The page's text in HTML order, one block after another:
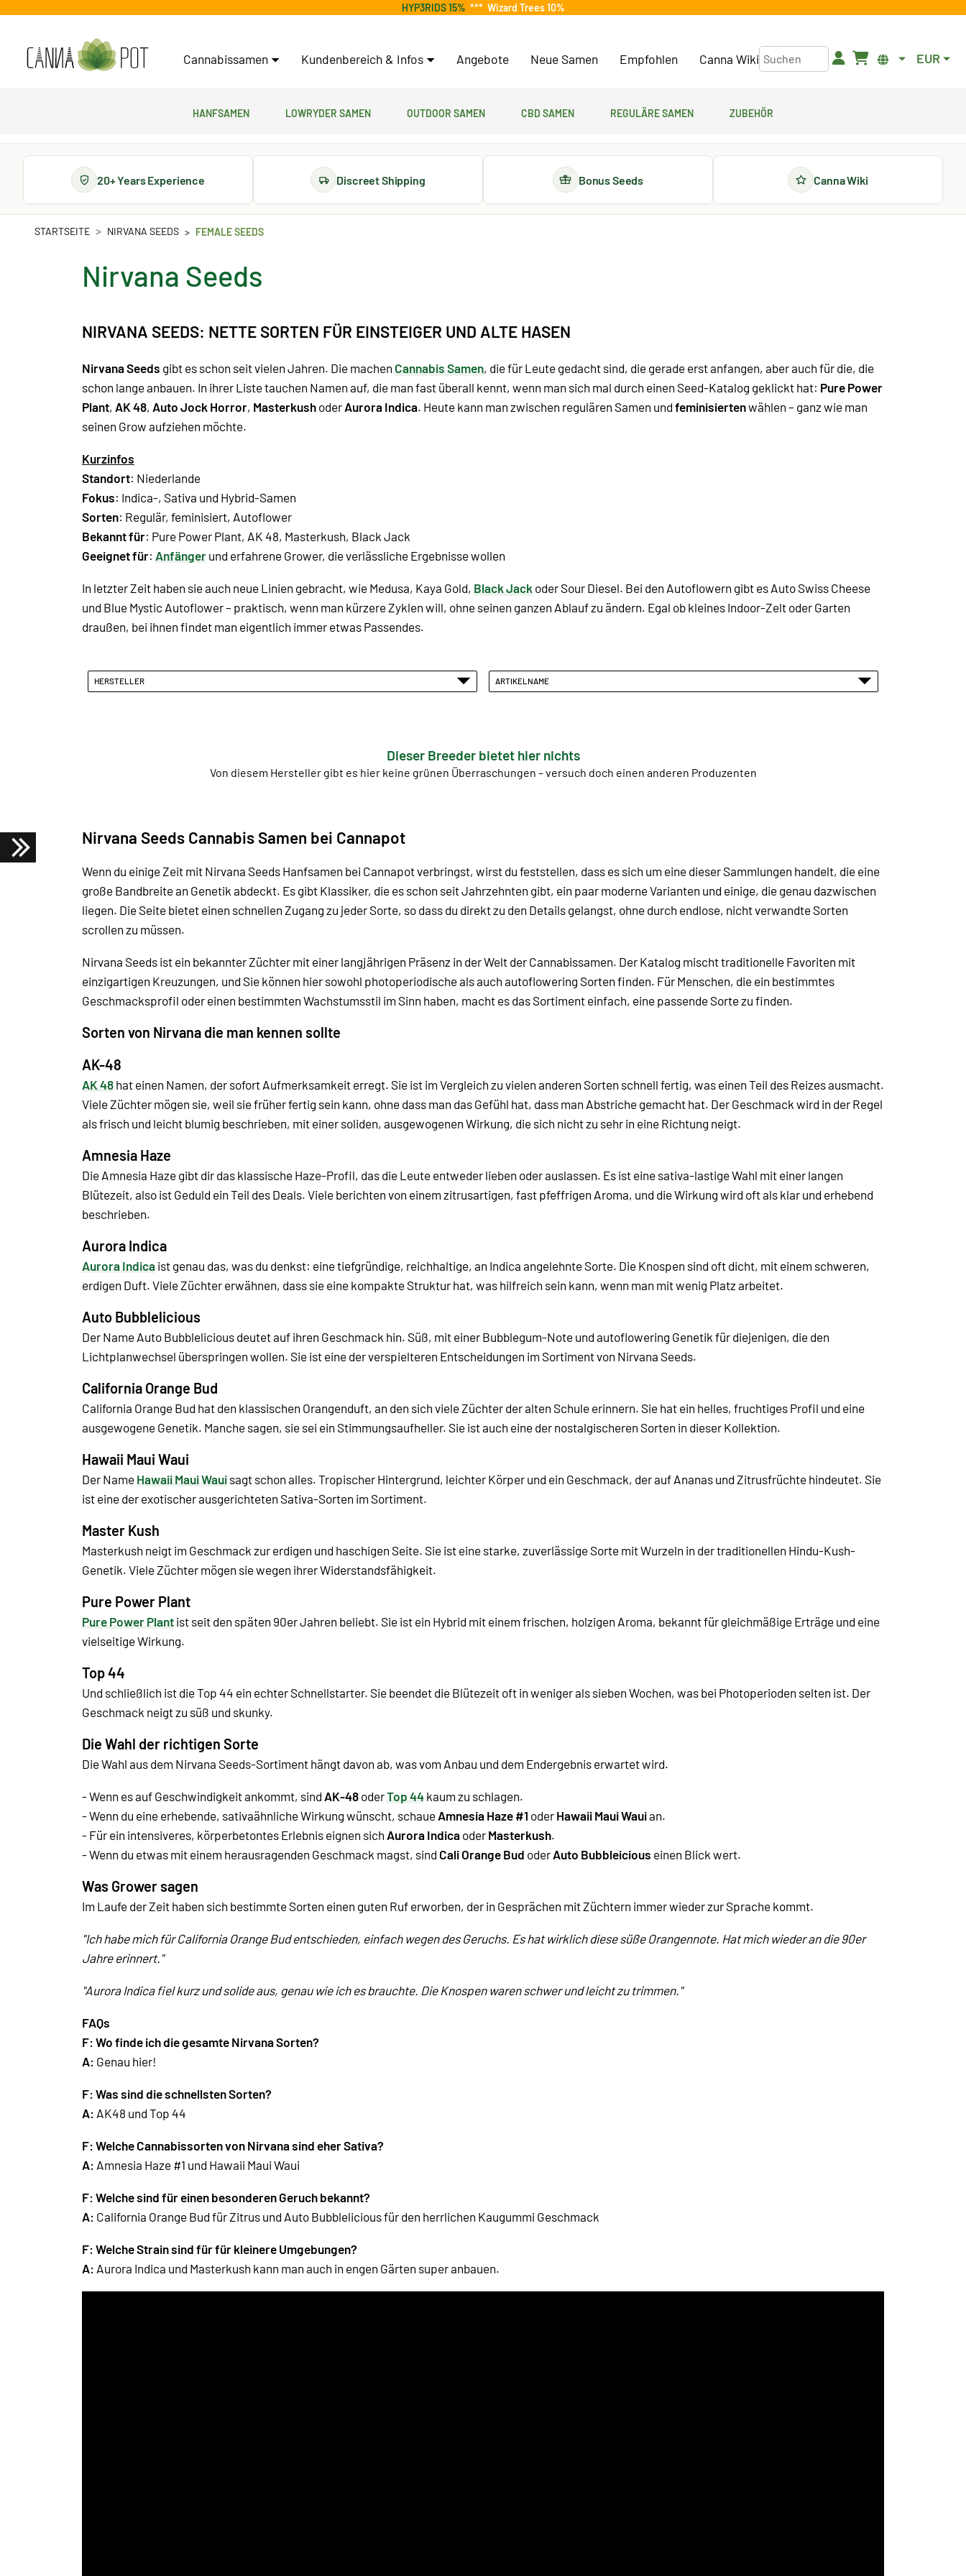
HYP3RIDS 15% *** Wizard Trees 10%
Cannabissamen Kundenbereich & Infos Angebote Neue Samen Empfohlen Canna Wiki EUR
Hanfsamen Lowryder Samen Outdoor Samen CBD Samen Reguläre Samen Zubehör
20+ Years Experience Discreet Shipping Bonus Seeds Canna Wiki
STARTSEITE NIRVANA SEEDS FEMALE SEEDS
Nirvana Seeds
NIRVANA SEEDS: NETTE SORTEN FÜR EINSTEIGER UND ALTE HASEN
Nirvana Seeds gibt es schon seit vielen Jahren. Die machen Cannabis Samen, die für Leute gedacht sind, die gerade erst anfangen, aber auch für die, die
schon lange anbauen. In ihrer Liste tauchen Namen auf, die man fast überall kennt, wenn man sich mal durch einen Seed-Katalog geklickt hat: Pure Power
Plant, AK 48, Auto Jock Horror, Masterkush oder Aurora Indica. Heute kann man zwischen regulären Samen und feminisiertenwählen – ganz wie man
seinen Grow aufziehen möchte.
Kurzinfos
Standort: Niederlande
Fokus: Indica-, Sativa und Hybrid-Samen
Sorten: Regulär, feminisiert, Autoflower
Bekannt für: Pure Power Plant, AK 48, Masterkush, Black Jack
Geeignet für: Anfänger und erfahrene Grower, die verlässliche Ergebnisse wollen
In letzter Zeit haben sie auch neue Linien gebracht, wie Medusa, Kaya Gold, Black Jack oder Sour Diesel. Bei den Autoflowern gibt es Auto Swiss Cheese
und Blue Mystic Autoflower– praktisch, wenn man kürzere Zyklen will, ohne seinen ganzen Ablauf zu ändern. Egal ob kleines Indoor-Zelt oder Garten
draußen, bei ihnen findet man eigentlich immer etwas Passendes.
HERSTELLER ARTIKELNAME
Dieser Breeder bietet hier nichts
Von diesem Hersteller gibt es hier keine grünen Überraschungen – versuch doch einen anderen Produzenten
Nirvana Seeds Cannabis Samen bei Cannapot
Wenn du einige Zeit mit Nirvana Seeds Hanfsamen bei Cannapot verbringst, wirst du feststellen, dass es sich um eine dieser Sammlungen handelt, die eine
große Bandbreite an Genetik abdeckt. Es gibt Klassiker, die es schon seit Jahrzehnten gibt, ein paar moderne Varianten und einige, die genau dazwischen
liegen. Die Seite bietet einen schnellen Zugang zu jeder Sorte, so dass du direkt zu den Details gelangst, ohne durch endlose, nicht verwandte Sorten
scrollen zu müssen.
Nirvana Seeds ist ein bekannter Züchter mit einer langjährigen Präsenz in der Welt der Cannabissamen. Der Katalog mischt traditionelle Favoriten mit
einzigartigen Kreuzungen, und Sie können hier sowohl photoperiodische als auch autoflowering Sorten finden. Für Menschen, die ein bestimmtes
Geschmacksprofil oder einen bestimmten Wachstumsstil im Sinn haben, macht es das Sortiment einfach, eine passende Sorte zu finden.
Sorten von Nirvana die man kennen sollte
AK-48
AK 48 hat einen Namen, der sofort Aufmerksamkeit erregt. Sie ist im Vergleich zu vielen anderen Sorten schnell fertig, was einen Teil des Reizes ausmacht.
Viele Züchter mögen sie, weil sie früher fertig sein kann, ohne dass man das Gefühl hat, dass man Abstriche gemacht hat. Der Geschmack wird in der Regel
als frisch und leicht blumig beschrieben, mit einer soliden, ausgewogenen Wirkung, die sich nicht zu sehr in eine Richtung neigt.
Amnesia Haze
Die Amnesia Haze gibt dir das klassische Haze-Profil, das die Leute entweder lieben oder auslassen. Es ist eine sativa-lastige Wahl mit einer langen
Blütezeit, also ist Geduld ein Teil des Deals. Viele berichten von einem zitrusartigen, fast pfeffrigen Aroma, und die Wirkung wird oft als klar und erhebend
beschrieben.
Aurora Indica
Aurora Indica ist genau das, was du denkst: eine tiefgründige, reichhaltige, an Indica angelehnte Sorte. Die Knospen sind oft dicht, mit einem schweren,
erdigen Duft. Viele Züchter erwähnen, dass sie eine kompakte Struktur hat, was hilfreich sein kann, wenn man mit wenig Platz arbeitet.
Auto Bubblelicious
Der Name Auto Bubblelicious deutet auf ihren Geschmack hin. Süß, mit einer Bubblegum-Note und autoflowering Genetik für diejenigen, die den
Lichtplanwechsel überspringen wollen. Sie ist eine der verspielteren Entscheidungen im Sortiment von Nirvana Seeds.
California Orange Bud
California Orange Bud hat den klassischen Orangenduft, an den sich viele Züchter der alten Schule erinnern. Sie hat ein helles, fruchtiges Profil und eine
ausgewogene Genetik. Manche sagen, sie sei ein Stimmungsaufheller. Sie ist auch eine der nostalgischeren Sorten in dieser Kollektion.
Hawaii Maui Waui
Der Name Hawaii Maui Waui sagt schon alles. Tropischer Hintergrund, leichter Körper und ein Geschmack, der auf Ananas und Zitrusfrüchte hindeutet. Sie
ist eine der exotischer ausgerichteten Sativa-Sorten im Sortiment.
Master Kush
Masterkush neigt im Geschmack zur erdigen und haschigen Seite. Sie ist eine starke, zuverlässige Sorte mit Wurzeln in der traditionellen Hindu-Kush-
Genetik. Viele Züchter mögen sie wegen ihrer Widerstandsfähigkeit.
Pure Power Plant
Pure Power Plant ist seit den späten 90er Jahren beliebt. Sie ist ein Hybrid mit einem frischen, holzigen Aroma, bekannt für gleichmäßige Erträge und eine
vielseitige Wirkung.
Top 44
Und schließlich ist die Top 44 ein echter Schnellstarter. Sie beendet die Blütezeit oft in weniger als sieben Wochen, was bei Photoperioden selten ist. Der
Geschmack neigt zu süß und skunky.
Die Wahl der richtigen Sorte
Die Wahl aus dem Nirvana Seeds-Sortiment hängt davon ab, was vom Anbau und dem Endergebnis erwartet wird.
- Wenn es auf Geschwindigkeit ankommt, sind AK-48 oderTop 44 kaum zu schlagen.
- Wenn du eine erhebende, sativaähnliche Wirkung wünscht, schaue Amnesia Haze #1 oder Hawaii Maui Wauian.
- Für ein intensiveres, körperbetontes Erlebnis eignen sich Aurora Indica oder Masterkush.
- Wenn du etwas mit einem herausragenden Geschmack magst, sind Cali Orange Bud oder Auto Bubbleicious einen Blick wert.
Was Grower sagen
Im Laufe der Zeit haben sich bestimmte Sorten einen guten Ruf erworben, der in Gesprächen mit Züchtern immer wieder zur Sprache kommt.
"Ich habe mich für California Orange Bud entschieden, einfach wegen des Geruchs. Es hat wirklich diese süße Orangennote. Hat mich wieder an die 90er
Jahre erinnert."
"Aurora Indica fiel kurz und solide aus, genau wie ich es brauchte. Die Knospen waren schwer und leicht zu trimmen."
FAQs
F: Wo finde ich die gesamte Nirvana Sorten?
A: Genau hier!
F: Was sind die schnellsten Sorten?
A: AK48 und Top 44
F: Welche Cannabissorten von Nirvana sind eher Sativa?
A: Amnesia Haze #1 und Hawaii Maui Waui
F: Welche sind für einen besonderen Geruch bekannt?
A: California Orange Bud für Zitrus und Auto Bubblelicious für den herrlichen Kaugummi Geschmack
F: Welche Strain sind für für kleinere Umgebungen?
A: Aurora Indica und Masterkush kann man auch in engen Gärten super anbauen.